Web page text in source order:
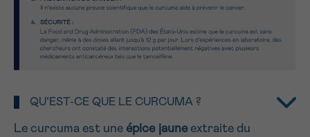
QU’EST-CE QUE LE CURCUMA ?
Le curcuma est une épice jauneextraite du
Je souhaite être rappelé.e
En savoir plus sur Cancerinfo
E-MAIL
16h-18h